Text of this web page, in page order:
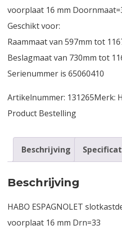
voorplaat 16 mm
Geschikt voor:
Raammaat van 597mm tot
Beslagmaat van 730mm tot
Serienummer is 65060410
Artikelnummer: 131265Merk:
Product Bestelling
Beschrijving
Beschrijving
HABO ESPAGNOLET
voorplaat 16 mm Drn=33